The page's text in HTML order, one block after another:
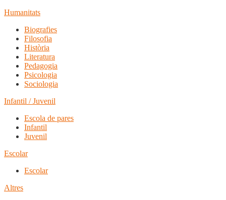
Humanitats
Biografies
Filosofia
Història
Literatura
Pedagogia
Psicologia
Sociologia
Infantil / Juvenil
Escola de pares
Infantil
Juvenil
Escolar
Escolar
Altres